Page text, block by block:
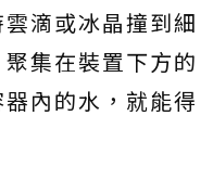
滴或冰晶撞到細
集在裝置下方的
內的水，就能得